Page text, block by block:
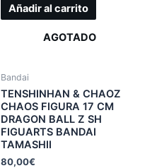
Añadir al carrito
AGOTADO
Bandai
TENSHINHAN & CHAOZ
CHAOS FIGURA 17 CM
DRAGON BALL Z SH
FIGUARTS BANDAI
TAMASHII
80,00€